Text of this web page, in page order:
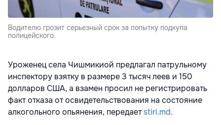
Водителю грозит серьезный срок за попытку подкупа
полицейского.
Уроженец села Чишмикиой предлагал патрульному
инспектору взятку в размере 3 тысяч леев и 150
долларов США, а взамен просил не регистрировать
факт отказа от освидетельствования на состояние
алкогольного опьянения, передаетstiri.md.